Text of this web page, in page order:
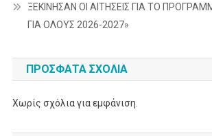
ΞΕΚΙΝΗΣΑΝ ΟΙ ΑΙΤΗΣΕΙΣ ΓΙΑ ΤΟ
ΓΙΑ ΟΛΟΥΣ 2026-2027»
ΠΡΌΣΦΑΤΑ ΣΧΌΛΙΑ
Χωρίς σχόλια για εμφάνιση.